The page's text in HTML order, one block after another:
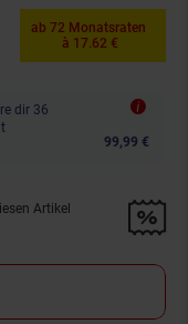
ab 72 Monatsraten
à 17.62 €
dir 36
99,99 €
auf diesen Artikel
Artikel